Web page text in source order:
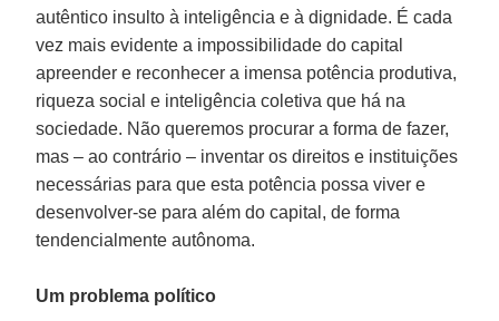
autêntico insulto à inteligência e à dignidade. É cada
vez mais evidente a impossibilidade do capital
apreender e reconhecer a imensa potência produtiva,
riqueza social e inteligência coletiva que há na
sociedade. Não queremos procurar a forma de fazer,
mas – ao contrário – inventar os direitos e instituições
necessárias para que esta potência possa viver e
desenvolver-se para além do capital, de forma
tendencialmente autônoma.
Um problema político